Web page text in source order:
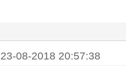
23-08-2018 20:57:38